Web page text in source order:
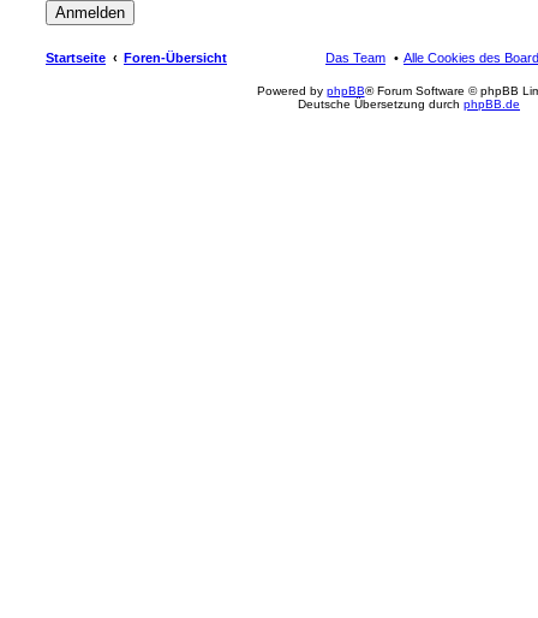
Startseite Foren-Übersicht Alle Cookies des
Das Team
Powered by phpBB® Forum Software © phpBB
Deutsche Übersetzung durch phpBB.de